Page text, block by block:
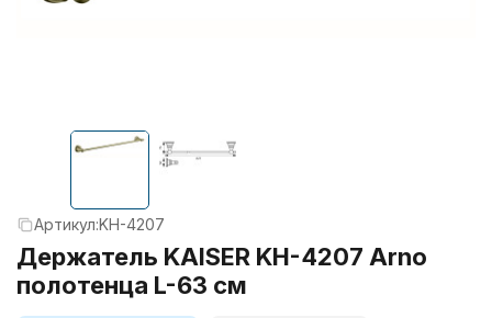
Артикул:KH-4207
Держатель KAISER KH-4207 Arno
полотенца L-63 см